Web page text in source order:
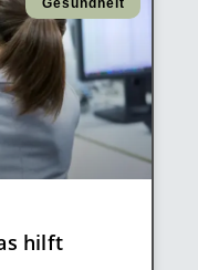
Gesundheit
hilft